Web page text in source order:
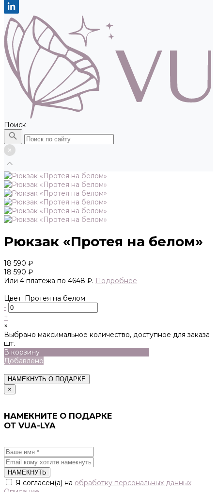
Поиск
Рюкзак «Протея на белом»
18 590 ₽
18 590 ₽
Или 4 платежа по 4648 ₽. Подробнее
Цвет: Протея на белом
-
+
×
Выбрано максимальное количество, доступное для заказа
шт.
В корзину
Добавлено
НАМЕКНУТЬ О ПОДАРКЕ
×
НАМЕКНИТЕ О ПОДАРКЕ
ОТ VUA-LYA
НАМЕКНУТЬ
Я согласен(а) на обработку персональных данных